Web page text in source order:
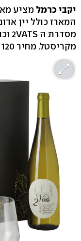
יקבי כרמל
מקריסטל. מחיר 120 שקל.